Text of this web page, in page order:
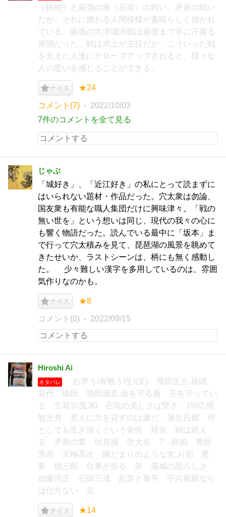
（鉄砲）と最強の盾（石垣）の戦い。矛盾の戦い
だが、それに携わる人間模様が素晴らしく描かれ
ている。最後の大津城決戦は最後まで手に汗握る
展開だった。戦は武士が主役だが、こういった戦
を支えた人達にクローズアップされると、様々な
人の思いを感じることができる。
ナイス ★24
コメント(7)
2022/10/03
7件のコメントを全て見る
じゃぶ
「城好き」、「近江好き」の私にとって読まずに
はいられない題材・作品だった。穴太衆は勿論、
国友衆も有能な職人集団だけに興味津々。「戦の
無い世を」という想いは同じ、現代の我々の心に
も響く物語だった。読んでいる最中に「坂本」ま
で行って穴太積みを見て、琵琶湖の風景を眺めて
きたせいか、ラストシーンは、柄にも無く感動し
た。 少々難しい漢字を多用しているのは、雰囲
気作りなのかも。
ナイス ★8
コメント(0) 2022/09/15
Hiroshi Ai
ネタバレ
お早う!有難う!生!(笑) 飛田匡介,福頭
花代 織田 飛田源斎,命を守る盾 王を守ってい
る 立花宗茂,30 石垣の美しさは堅さ 1582,明
智光秀 悪人に力を貸すのは嫌だ 蒲生氏郷 何
としても生き抜くという覚悟 玲次 戦は絶え
る 矛盾の業 伏見城 蛍大名 ? 鉄砲 豊臣
秀吉 京極高次 陽だまりのような女,お初 悪
夢 徳三郎 仕事が捗る 笑 落城の恐ろしさ
加藤清正 石田三成 乱世と泰平 宇兵衛殿なら
ば仕方ない 笑
ナイス ★14